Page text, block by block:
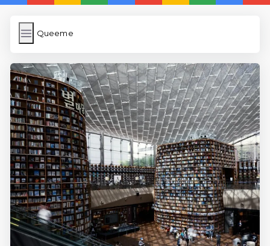
Queeme
Queeme
Karekod Oluşturma
WP Cache
Anasayfa
5 Günde İngilizce
İngilizce
Dil Eğitimi
En Hızlı İngilizce